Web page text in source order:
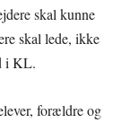
skal kunne
skal lede, ikke
i KL.
forældre og